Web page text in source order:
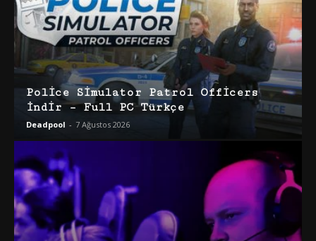
Police Simulator Patrol Officers
İndir – Full PC Türkçe
Deadpool - 7 Ağustos 2026